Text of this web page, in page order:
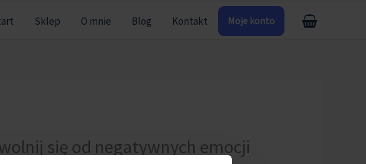
Sklep O mnie Blog Kontakt Moje konto
się od negatywnych emocji